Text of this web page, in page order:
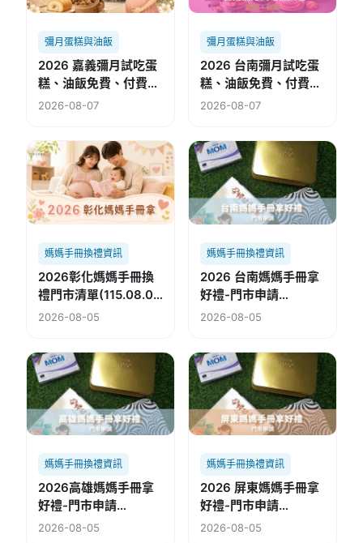
彌月蛋糕與油飯
2026 嘉義彌月試吃蛋
糕、油飯免費、付費懶
人包
2026-08-07
彌月蛋糕與油飯
2026 台南彌月試吃蛋
糕、油飯免費、付費懶
人包
2026-08-07
媽媽手冊換禮資訊
2026彰化媽媽手冊換
禮門市清單(115.08.02
修)
2026-08-05
媽媽手冊換禮資訊
2026 台南媽媽手冊拿
好禮-門市申請
(115.08.05修)
2026-08-05
媽媽手冊換禮資訊
2026高雄媽媽手冊拿
好禮-門市申請
(115.08.05修)
2026-08-05
媽媽手冊換禮資訊
2026 屏東媽媽手冊拿
好禮-門市申請
(115.08.02修)
2026-08-05